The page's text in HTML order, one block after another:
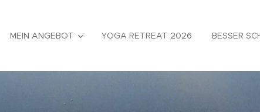
MEIN ANGEBOT YOGA RETREAT 2026 BESSER